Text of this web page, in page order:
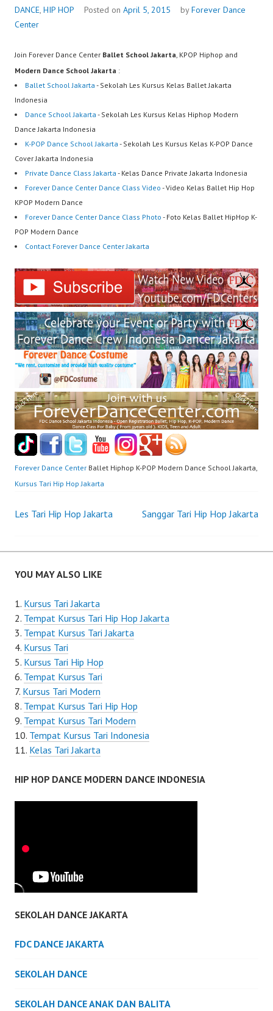
DANCE, HIP HOP Posted on April 5, 2015 byForever Dance
Center
Join Forever Dance Center Ballet School Jakarta, KPOP Hiphop and
Modern Dance School Jakarta :
Ballet School Jakarta - Sekolah Les Kursus Kelas Ballet Jakarta
Indonesia
Dance School Jakarta - Sekolah Les Kursus Kelas Hiphop Modern
Dance Jakarta Indonesia
K-POP Dance School Jakarta - Sekolah Les Kursus Kelas K-POP Dance
Cover Jakarta Indonesia
Private Dance Class Jakarta - Kelas Dance Private Jakarta Indonesia
Forever Dance Center Dance Class Video - Video Kelas Ballet Hip Hop
KPOP Modern Dance
Forever Dance Center Dance Class Photo - Foto Kelas Ballet HipHop K-
POP Modern Dance
Contact Forever Dance Center Jakarta
Forever Dance Center Ballet Hiphop K-POP Modern Dance School Jakarta,
Kursus Tari Hip Hop Jakarta
Post
navigation
Les Tari Hip Hop Jakarta Sanggar Tari Hip Hop Jakarta
YOU MAY ALSO LIKE
Kursus Tari Jakarta
Tempat Kursus Tari Hip Hop Jakarta
Tempat Kursus Tari Jakarta
Kursus Tari
Kursus Tari Hip Hop
Tempat Kursus Tari
Kursus Tari Modern
Tempat Kursus Tari Hip Hop
Tempat Kursus Tari Modern
Tempat Kursus Tari Indonesia
Kelas Tari Jakarta
HIP HOP DANCE MODERN DANCE INDONESIA
SEKOLAH DANCE JAKARTA
FDC DANCE JAKARTA
SEKOLAH DANCE
SEKOLAH DANCE ANAK DAN BALITA